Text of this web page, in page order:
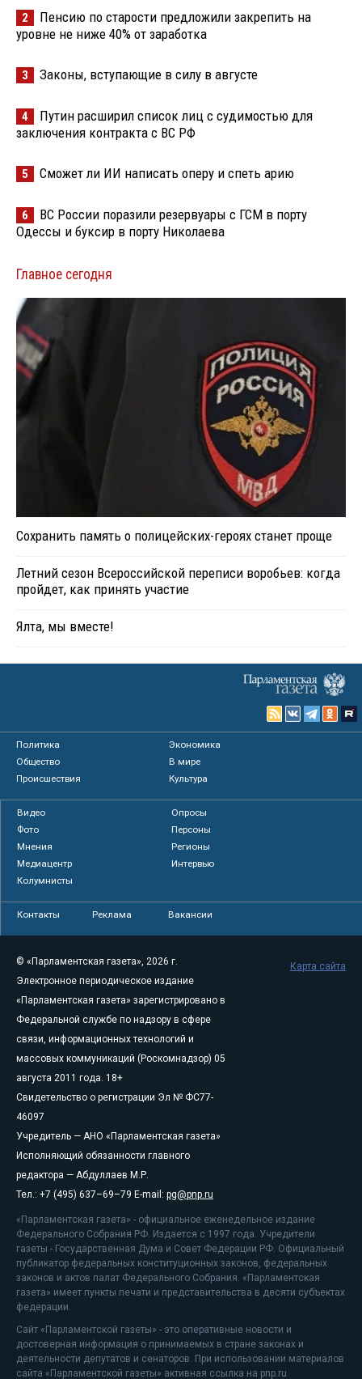
2
Пенсию по старости предложили закрепить на
уровне не ниже 40% от заработка
3 Законы, вступающие в силу в августе
4
Путин расширил список лиц с судимостью для
заключения контракта с ВС РФ
5 Сможет ли ИИ написать оперу и спеть арию
6
ВС России поразили резервуары с ГСМ в порту
Одессы и буксир в порту Николаева
Главное сегодня
Сохранить память о полицейских-героях станет проще
Летний сезон Всероссийской переписи воробьев: когда
пройдет, как принять участие
Ялта, мы вместе!
Политика
Экономика
Общество
В мире
Происшествия
Культура
Видео
Опросы
Фото
Персоны
Мнения
Регионы
Медиацентр
Интервью
Колумнисты
Контакты Реклама Вакансии
© «Парламентская газета», 2026 г.
Электронное периодическое издание
«Парламентская газета» зарегистрировано в
Федеральной службе по надзору в сфере
связи, информационных технологий и
массовых коммуникаций (Роскомнадзор) 05
августа 2011 года. 18+
Свидетельство о регистрации Эл № ФС77-
46097
Учредитель — АНО «Парламентская газета»
Исполняющий обязанности главного
редактора — Абдуллаев М.Р.
Тел.: +7 (495) 637–69–79 E-mail: pg@pnp.ru
«Парламентская газета» - официальное еженедельное издание
Федерального Собрания РФ. Издается с 1997 года. Учредители
газеты - Государственная Дума и Совет Федерации РФ. Официальный
публикатор федеральных конституционных законов, федеральных
законов и актов палат Федерального Собрания. «Парламентская
газета» имеет пункты печати и представительства в десяти субъектах
федерации.
Сайт «Парламентской газеты» - это оперативные новости и
достоверная информация о принимаемых в стране законах и
деятельности депутатов и сенаторов. При использовании материалов
сайта «Парламентской газеты» активная ссылка на pnp.ru
Карта сайта